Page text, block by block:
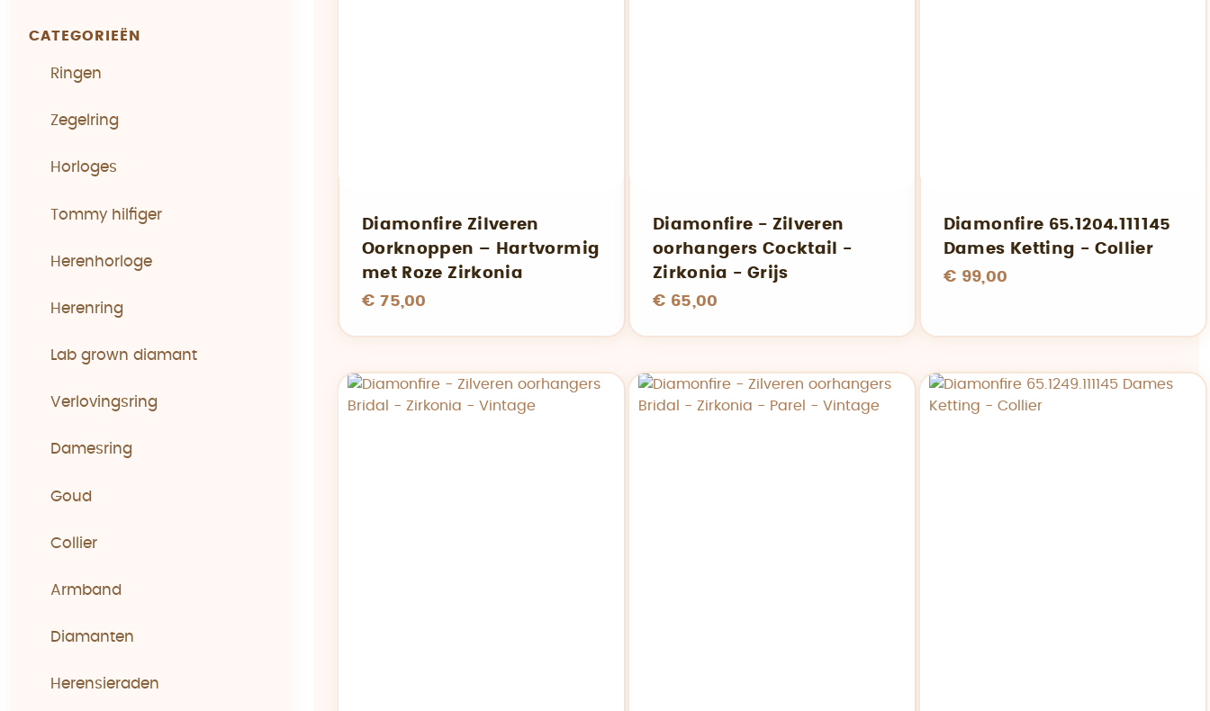
CATEGORIEËN
Ringen
Zegelring
Horloges
Tommy hilfiger
Herenhorloge
Herenring
Lab grown diamant
Verlovingsring
Damesring
Goud
Collier
Armband
Diamanten
Herensieraden
Diamonfire Zilveren
Oorknoppen – Hartvormig
met Roze Zirkonia
€ 75,00
Diamonfire - Zilveren
oorhangers Cocktail -
Zirkonia - Grijs
€ 65,00
Diamonfire 65.1204.111145
Dames Ketting - Collier
€ 99,00